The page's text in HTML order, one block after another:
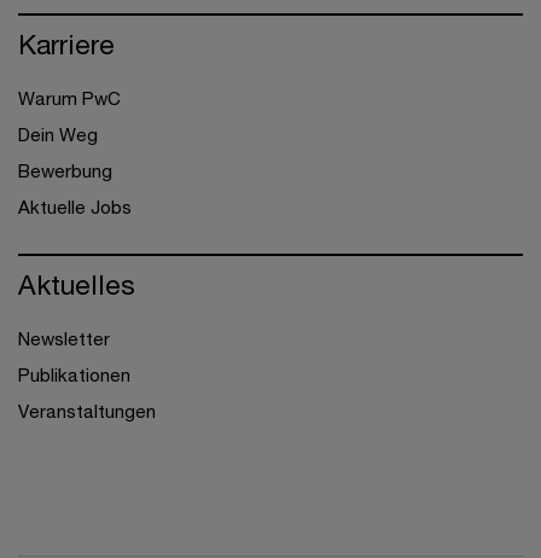
Karriere
Warum PwC
Dein Weg
Bewerbung
Aktuelle Jobs
Aktuelles
Newsletter
Publikationen
Veranstaltungen